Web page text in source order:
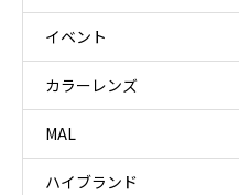
イベント
カラーレンズ
MAL
ハイブランド